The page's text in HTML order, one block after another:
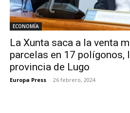
ECONOMÍA
La Xunta saca a la venta
parcelas en 17 polígonos,
provincia de Lugo
Europa Press - 26 febrero, 2024